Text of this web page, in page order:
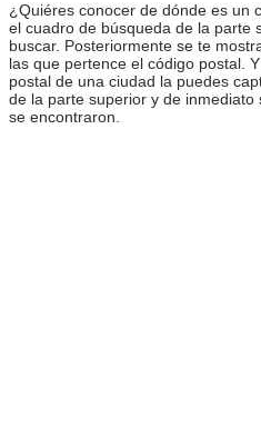
¿Quiéres conocer de dónde es un
el cuadro de búsqueda de la parte
buscar. Posteriormente se te
las que pertence el código postal.
postal de una ciudad la puedes
de la parte superior y de
se encontraron.